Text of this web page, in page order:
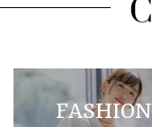
FASHION